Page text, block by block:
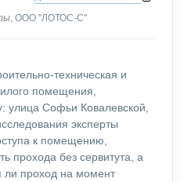
, ООО "ЛОТОС-С"
техническая и
помещения,
улица Софьи Ковалевской,
эксперты
к помещению,
прохода без сервитута, а
ли проход на момент